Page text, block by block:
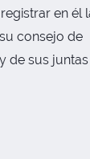
en él
consejo de
de sus